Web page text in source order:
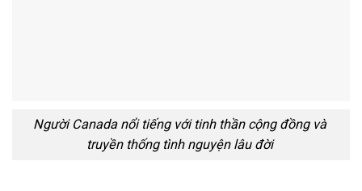
Người Canada nổi tiếng với tinh thần cộng đồng và
truyền thống tình nguyện lâu đời